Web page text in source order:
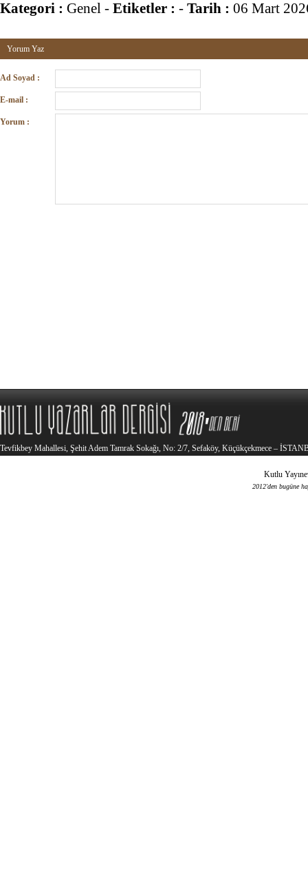
Kategori : Genel - Etiketler : - Tarih : 06 Mart
Yorum Yaz
Ad Soyad :
E-mail :
Yorum :
Tevfikbey Mahallesi, Şehit Adem Tamrak Sokağı, No: 2/7, Sefaköy, Küçükçekmece –
Kutlu
2012'den bugüne